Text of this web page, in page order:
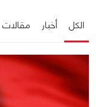
الكل أخبار مقالات